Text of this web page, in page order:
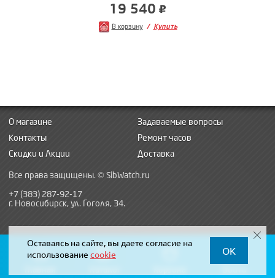
19 540
В корзину Купить
Все права защищены. © SibWatch.ru
+7 (383) 287-92-17
г. Новосибирск, ул. Гоголя, 34.
О магазине
Задаваемые вопросы
Контакты
Ремонт часов
Скидки и Акции
Доставка
Оставаясь на сайте, вы даете согласие на
использование cookie OK